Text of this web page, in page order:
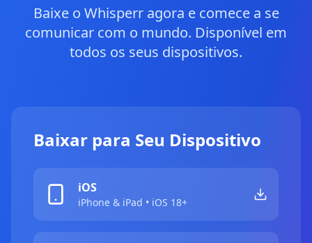
Baixe o Whisperr agora e comece a se
comunicar com o mundo. Disponível em
todos os seus dispositivos.
Baixar para Seu Dispositivo
iOS
iPhone & iPad • iOS 18+